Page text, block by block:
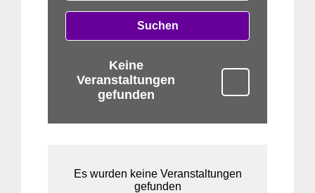
Suchen
Keine
Veranstaltungen
gefunden
Es wurden keine Veranstaltungen
gefunden